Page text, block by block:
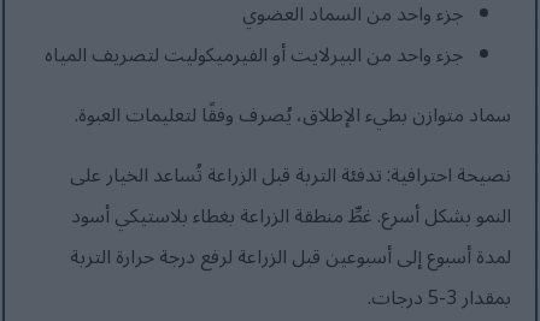
جزء واحد من السماد العضوي
جزء واحد من البيرلايت أو الفيرميكوليت لتصريف المياه
سماد متوازن بطيء الإطلاق، يُصرف وفقًا لتعليمات العبوة.
نصيحة احترافية: تدفئة التربة قبل الزراعة تُساعد الخيار على
النمو بشكل أسرع. غطِّ منطقة الزراعة بغطاء بلاستيكي أسود
لمدة أسبوع إلى أسبوعين قبل الزراعة لرفع درجة حرارة التربة
بمقدار 3-5 درجات.